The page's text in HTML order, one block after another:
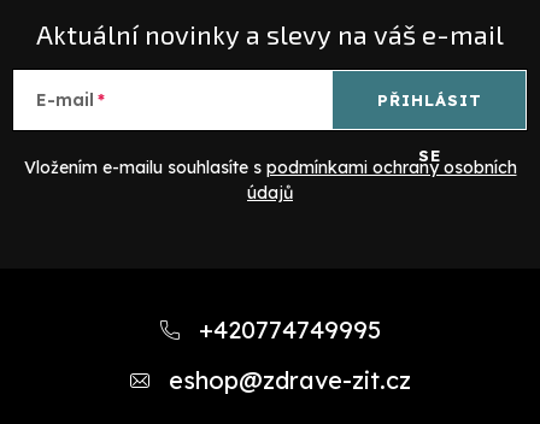
Aktuální novinky a slevy na váš e-mail
E-mail
Vložením e-mailu souhlasíte s podmínkami ochrany osobních
údajů
PŘIHLÁSIT
SE
+420774749995
eshop@zdrave-zit.cz